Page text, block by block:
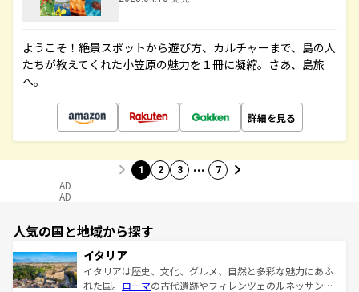
ようこそ！絶景スポットから遊び方、カルチャーまで、島の人
たちが教えてくれた小笠原の魅力を１冊に凝縮。さあ、島旅
へ。
詳細を見る
1 2 3 … 7
AD
AD
人気の国と地域から探す
イタリア
イタリアは歴史、文化、グルメ、自然と多彩な魅力にあふ
れた国。 ローマの古代遺跡やフィレンツェのルネッサンス